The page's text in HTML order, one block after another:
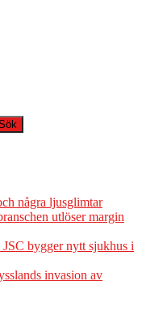
några ljusglimtar
utlöser margin
bygger nytt sjukhus i
invasion av